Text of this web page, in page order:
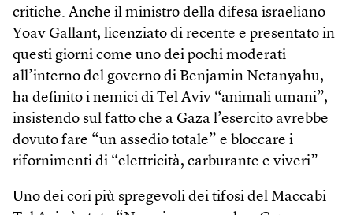
critiche. Anche il ministro della difesa israeliano
Yoav Gallant, licenziato di recente e presentato in
questi giorni come uno dei pochi moderati
all’interno del governo di Benjamin Netanyahu,
ha definito i nemici di Tel Aviv “animali umani”,
insistendo sul fatto che a Gaza l’esercito avrebbe
dovuto fare “un assedio totale” e bloccare i
rifornimenti di “elettricità, carburante e viveri”.
Uno dei cori più spregevoli dei tifosi del Maccabi